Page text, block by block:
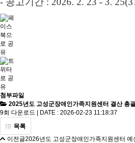
첨부파일
2025년도 고성군장애인가족지원센터 결산 총
9회 다운로드 | DATE : 2026-02-23 11:18:37
목록
이전글2026년도 고성군장애인가족지원센터 예